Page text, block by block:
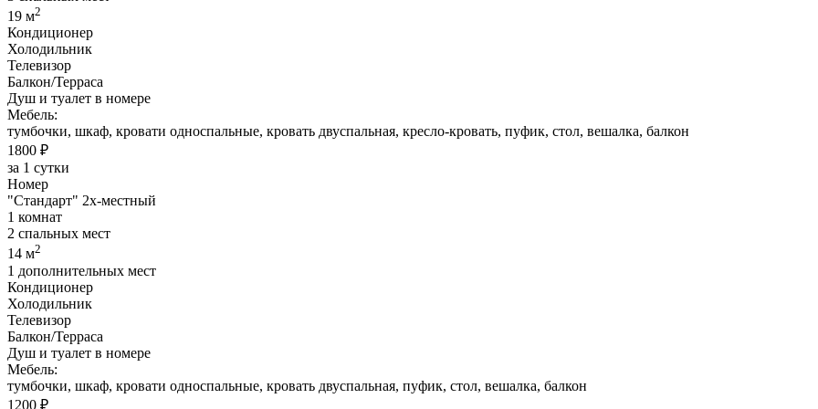
19 м2
Кондиционер
Холодильник
Телевизор
Балкон/Терраса
Душ и туалет в номере
Мебель:
тумбочки, шкаф, кровати односпальные, кровать двуспальная, кресло-кровать, пуфик, стол, вешалка, балкон
1800 ₽
за 1 сутки
Номер
"Стандарт" 2х-местный
1 комнат
2 спальных мест
14 м2
1 дополнительных мест
Кондиционер
Холодильник
Телевизор
Балкон/Терраса
Душ и туалет в номере
Мебель:
тумбочки, шкаф, кровати односпальные, кровать двуспальная, пуфик, стол, вешалка, балкон
1200 ₽